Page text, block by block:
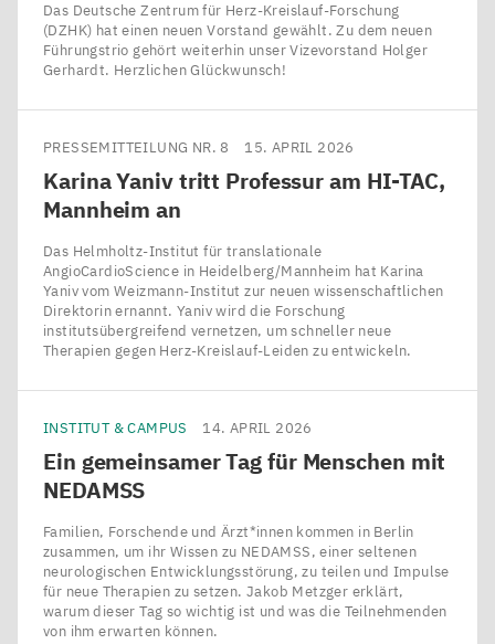
Das Deutsche Zentrum für Herz-Kreislauf-Forschung
(DZHK) hat einen neuen Vorstand gewählt. Zu dem neuen
Führungstrio gehört weiterhin unser Vizevorstand Holger
Gerhardt. Herzlichen Glückwunsch!
PRESSEMITTEILUNG NR. 8 15. APRIL 2026
Karina Yaniv tritt Professur am HI-TAC,
Mannheim an
Das Helmholtz-Institut für translationale
AngioCardioScience in Heidelberg/​Mannheim hat Karina
Yaniv vom Weizmann-Institut zur neuen wissenschaftlichen
Direktorin ernannt. Yaniv wird die Forschung
institutsübergreifend vernetzen, um schneller neue
Therapien gegen Herz-Kreislauf-Leiden zu entwickeln.
INSTITUT & CAMPUS 14. APRIL 2026
Ein gemeinsamer Tag für Menschen mit
NEDAMSS
Familien, Forschende und Ärzt*innen kommen in Berlin
zusammen, um ihr Wissen zu NEDAMSS, einer seltenen
neurologischen Entwicklungsstörung, zu teilen und Impulse
für neue Therapien zu setzen. Jakob Metzger erklärt,
warum dieser Tag so wichtig ist und was die Teilnehmenden
von ihm erwarten können.